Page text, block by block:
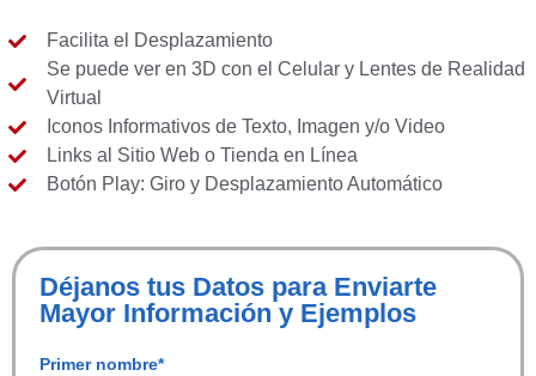
Facilita el Desplazamiento
Se puede ver en 3D con el Celular y Lentes de Realidad
Virtual
Iconos Informativos de Texto, Imagen y/o Video
Links al Sitio Web o Tienda en Línea
Botón Play: Giro y Desplazamiento Automático
Déjanos tus Datos para Enviarte
Mayor Información y Ejemplos
Primer nombre*